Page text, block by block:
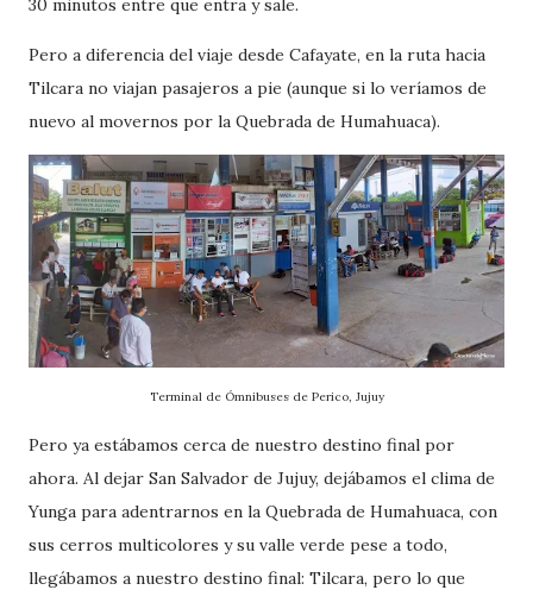
30 minutos entre que entra y sale.
Pero a diferencia del viaje desde Cafayate, en la ruta hacia
Tilcara no viajan pasajeros a pie (aunque si lo veríamos de
nuevo al movernos por la Quebrada de Humahuaca).
Terminal de Ómnibuses de Perico, Jujuy
Pero ya estábamos cerca de nuestro destino final por
ahora. Al dejar San Salvador de Jujuy, dejábamos el clima de
Yunga para adentrarnos en la Quebrada de Humahuaca, con
sus cerros multicolores y su valle verde pese a todo,
llegábamos a nuestro destino final: Tilcara, pero lo que